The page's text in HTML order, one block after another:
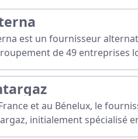
est un fournisseur
de 49 entreprises
objectif est de proposer une
de l'environnement !
et au Bénelux, le
initialement spécialisé
d'offres pour aider tout